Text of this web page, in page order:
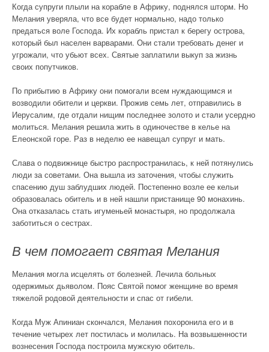
Когда супруги плыли на корабле в Африку, поднялся шторм. Но
Мелания уверяла, что все будет нормально, надо только
предаться воле Господа. Их корабль пристал к берегу острова,
который был населен варварами. Они стали требовать денег и
угрожали, что убьют всех. Святые заплатили выкуп за жизнь
своих попутчиков.
По прибытию в Африку они помогали всем нуждающимся и
возводили обители и церкви. Прожив семь лет, отправились в
Иерусалим, где отдали нищим последнее золото и стали усердно
молиться. Мелания решила жить в одиночестве в келье на
Елеонской горе. Раз в неделю ее навещал супруг и мать.
Слава о подвижнице быстро распространилась, к ней потянулись
люди за советами. Она вышла из заточения, чтобы служить
спасению душ заблудших людей. Постепенно возле ее кельи
образовалась обитель и в ней нашли пристанище 90 монахинь.
Она отказалась стать игуменьей монастыря, но продолжала
заботиться о сестрах.
В чем помогает святая Мелания
Мелания могла исцелять от болезней. Лечила больных
одержимых дьяволом. Пояс Святой помог женщине во время
тяжелой родовой деятельности и спас от гибели.
Когда Муж Апиниан скончался, Мелания похоронила его и в
течение четырех лет постилась и молилась. На возвышенности
вознесения Господа построила мужскую обитель.